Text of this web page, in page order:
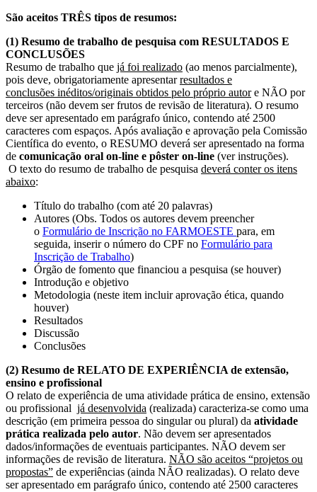
São aceitos TRÊS tipos de resumos:
(1) Resumo de trabalho de pesquisa com RESULTADOS E
CONCLUSÕES
Resumo de trabalho que já foi realizado (ao menos parcialmente),
pois deve, obrigatoriamente apresentarresultados e
conclusões inéditos/originais obtidos pelo próprio autore NÃO por
terceiros (não devem ser frutos de revisão de literatura). O resumo
deve ser apresentado em parágrafo único, contendo até 2500
caracteres com espaços. Após avaliação e aprovação pela Comissão
Científica do evento, o RESUMO deverá ser apresentado na forma
de comunicação oral on-line e pôster on-line (ver instruções).
O texto do resumo de trabalho de pesquisa deverá conter os itens
abaixo:
Título do trabalho (com até 20 palavras)
Autores (Obs. Todos os autores devem preencher
o Formulário de Inscrição no FARMOESTE para, em
seguida, inserir o número do CPF no Formulário para
Inscrição de Trabalho)
Órgão de fomento que financiou a pesquisa (se houver)
Introdução e objetivo
Metodologia (neste item incluir aprovação ética, quando
houver)
Resultados
Discussão
Conclusões
(2) Resumo de RELATO DE EXPERIÊNCIA de extensão,
ensino e profissional
O relato de experiência de uma atividade prática de ensino, extensão
ou profissional já desenvolvida (realizada) caracteriza-se como uma
descrição (em primeira pessoa do singular ou plural) da atividade
prática realizada pelo autor. Não devem ser apresentados
dados/informações de eventuais participantes. NÃO devem ser
informações de revisão de literatura. NÃO são aceitos “projetos ou
propostas” de experiências (ainda NÃO realizadas). O relato deve
ser apresentado em parágrafo único, contendo até 2500 caracteres